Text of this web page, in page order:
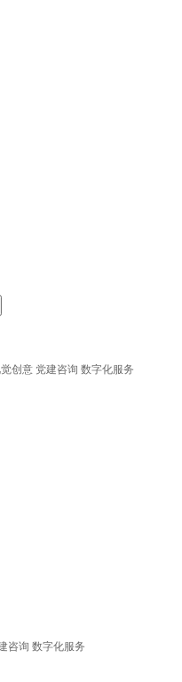
创意 党建咨询 数字化服务
咨询 数字化服务